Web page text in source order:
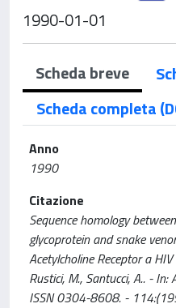
1990-01-01
Scheda breve
Scheda completa
Anno
1990
Citazione
Sequence homology
glycoprotein and snake
Acetylcholine Receptor a
Rustici, M., Santucci, A.. - In:
ISSN 0304-8608. -